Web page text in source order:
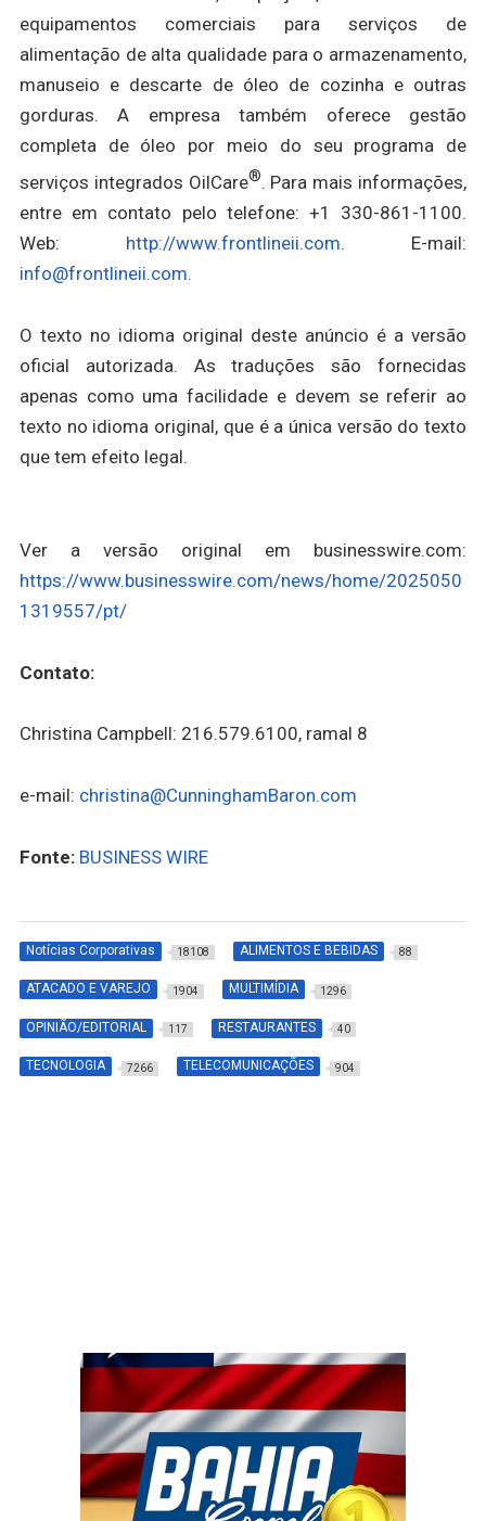
equipamentos comerciais para serviços de
alimentação de alta qualidade para o armazenamento,
manuseio e descarte de óleo de cozinha e outras
gorduras. A empresa também oferece gestão
completa de óleo por meio do seu programa de
serviços integrados OilCare®. Para mais informações,
entre em contato pelo telefone: +1 330-861-1100.
Web: http://www.frontlineii.com. E-mail:
info@frontlineii.com.
O texto no idioma original deste anúncio é a versão
oficial autorizada. As traduções são fornecidas
apenas como uma facilidade e devem se referir ao
texto no idioma original, que é a única versão do texto
que tem efeito legal.
Ver a versão original em businesswire.com:
https://www.businesswire.com/news/home/2025050
1319557/pt/
Contato:
Christina Campbell: 216.579.6100, ramal 8
e-mail: christina@CunninghamBaron.com
Fonte: BUSINESS WIRE
Notícias Corporativas 18108 ALIMENTOS E BEBIDAS 88
ATACADO E VAREJO 1904 MULTIMÍDIA 1296
OPINIÃO/EDITORIAL 117 RESTAURANTES 40
TECNOLOGIA 7266 TELECOMUNICAÇÕES 904